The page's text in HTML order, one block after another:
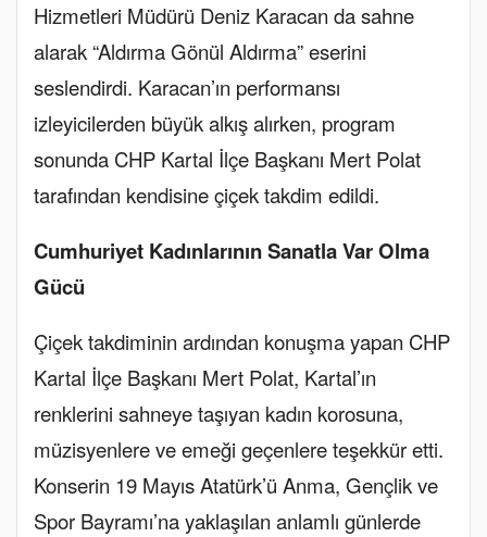
Hizmetleri Müdürü Deniz Karacan da sahne
alarak “Aldırma Gönül Aldırma” eserini
seslendirdi. Karacan’ın performansı
izleyicilerden büyük alkış alırken, program
sonunda CHP Kartal İlçe Başkanı Mert Polat
tarafından kendisine çiçek takdim edildi.
Cumhuriyet Kadınlarının Sanatla Var Olma
Gücü
Çiçek takdiminin ardından konuşma yapan CHP
Kartal İlçe Başkanı Mert Polat, Kartal’ın
renklerini sahneye taşıyan kadın korosuna,
müzisyenlere ve emeği geçenlere teşekkür etti.
Konserin 19 Mayıs Atatürk’ü Anma, Gençlik ve
Spor Bayramı’na yaklaşılan anlamlı günlerde